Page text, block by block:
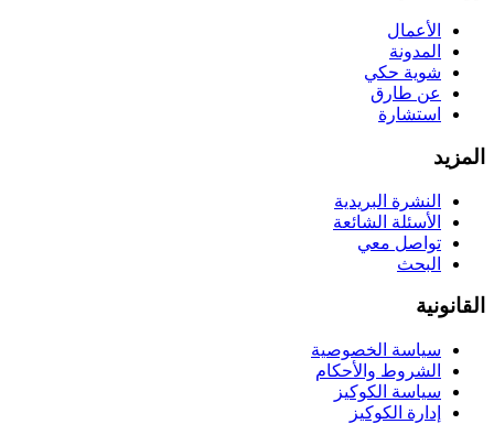
الأعمال
المدونة
شوية حكي
عن طارق
استشارة
المزيد
النشرة البريدية
الأسئلة الشائعة
تواصل معي
البحث
القانونية
سياسة الخصوصية
الشروط والأحكام
سياسة الكوكيز
إدارة الكوكيز